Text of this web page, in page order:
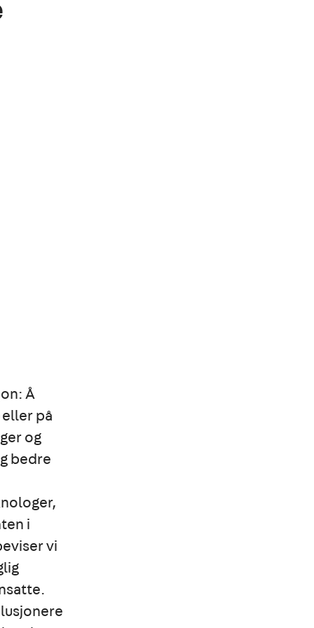
Å
på
og
bedre
i
vi